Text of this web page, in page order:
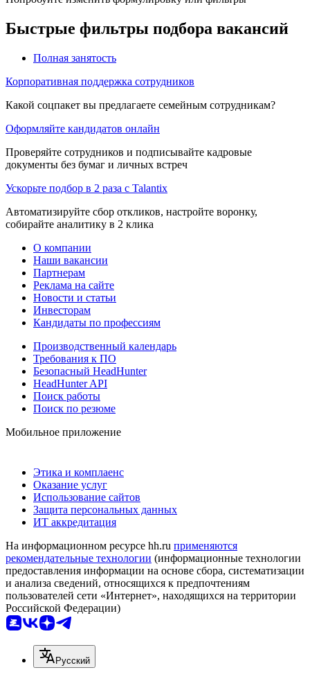
Быстрые фильтры подбора вакансий
Полная занятость
Корпоративная поддержка сотрудников
Какой соцпакет вы предлагаете семейным сотрудникам?
Оформляйте кандидатов онлайн
Проверяйте сотрудников и подписывайте кадровые
документы без бумаг и личных встреч
Ускорьте подбор в 2 раза с Talantix
Автоматизируйте сбор откликов, настройте воронку,
собирайте аналитику в 2 клика
О компании
Наши вакансии
Партнерам
Реклама на сайте
Новости и статьи
Инвесторам
Кандидаты по профессиям
Производственный календарь
Требования к ПО
Безопасный HeadHunter
HeadHunter API
Поиск работы
Поиск по резюме
Мобильное приложение
Этика и комплаенс
Оказание услуг
Использование сайтов
Защита персональных данных
ИТ аккредитация
На информационном ресурсе hh.ru применяются
рекомендательные технологии (информационные технологии
предоставления информации на основе сбора, систематизации
и анализа сведений, относящихся к предпочтениям
пользователей сети «Интернет», находящихся на территории
Российской Федерации)
Русский